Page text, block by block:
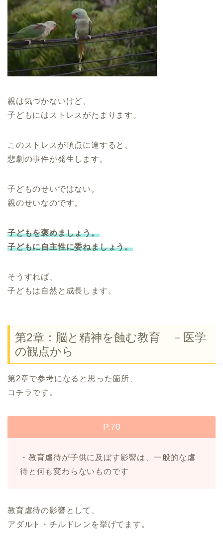
親は気づかないけど、
子どもにはストレスがたまります。
このストレスが頂点に達すると、
悲劇の事件が発生します。
子どものせいではない。
親のせいなのです。
子どもを褒めましょう。
子どもに自主性に委ねましょう。
そうすれば、
子どもは自然と成長します。
第2章：脳と精神を蝕む教育 －医学
の観点から
第2章で参考になると思った箇所、
コチラです。
P.70
・教育虐待が子供に及ぼす影響は、一般的な虐
待と何も変わらないものです
教育虐待の影響として、
アダルト・チルドレンを挙げてます。